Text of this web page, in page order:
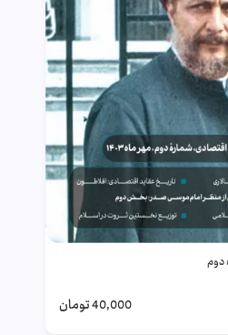
دوم
40,000تومان